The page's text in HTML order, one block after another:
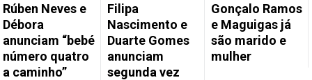
Rúben Neves e
Débora
anunciam “bebé
número quatro
a caminho”
Filipa
Nascimento e
Duarte Gomes
anunciam
segunda vez
Gonçalo Ramos
e Maguigas já
são marido e
mulher